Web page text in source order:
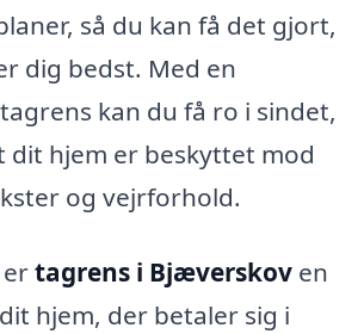
så du kan få det gjort,
dig bedst. Med en
kan du få ro i sindet,
dit hjem er beskyttet mod
og vejrforhold.
tagrens i Bjæverskov en
hjem, der betaler sig i